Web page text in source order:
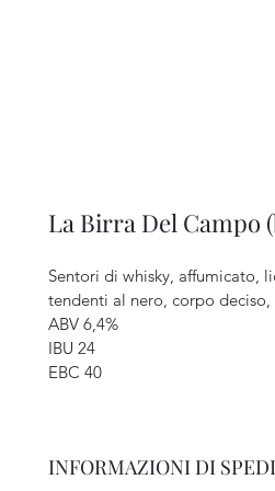
La Birra Del Campo
Sentori di whisky, affumicato,
tendenti al nero, corpo
ABV 6,4%
IBU 24
EBC 40
INFORMAZIONI DI